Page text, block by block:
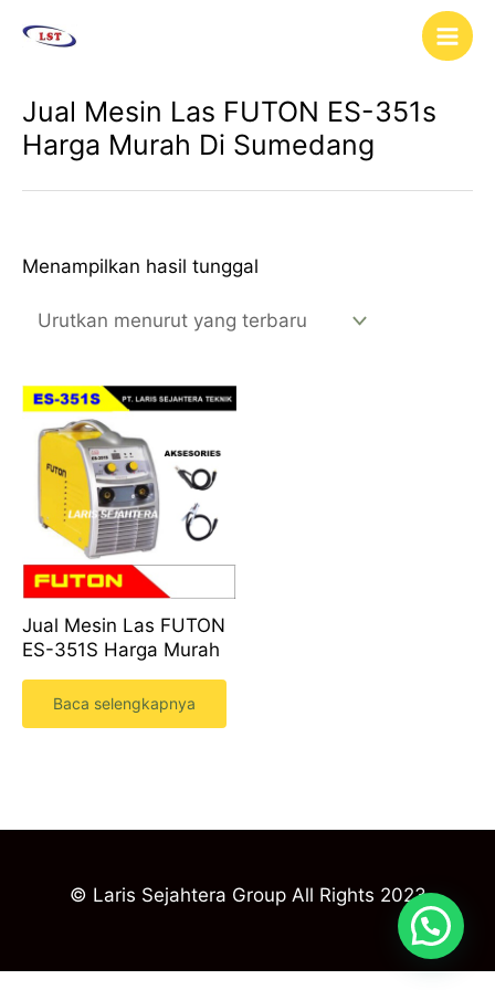
Main
Jual Mesin Las FUTON ES-351s
Harga Murah Di Sumedang
Menampilkan hasil tunggal
Jual Mesin Las FUTON
ES-351S Harga Murah
Baca selengkapnya
© Laris Sejahtera Group All Rights 2023